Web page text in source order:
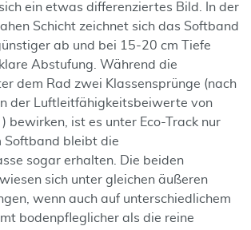
ein etwas differenziertes Bild. In der
Schicht zeichnet sich das Softband
ab und bei 15-20 cm Tiefe
Abstufung. Während die
dem Rad zwei Klassensprünge (nach
der Luftleitfähigkeitsbeiwerte von
bewirken, ist es unter Eco-Track nur
Softband bleibt die
sogar erhalten. Die beiden
sich unter gleichen äußeren
wenn auch auf unterschiedlichem
bodenpfleglicher als die reine